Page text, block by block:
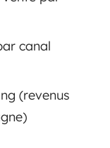
canal
(revenus